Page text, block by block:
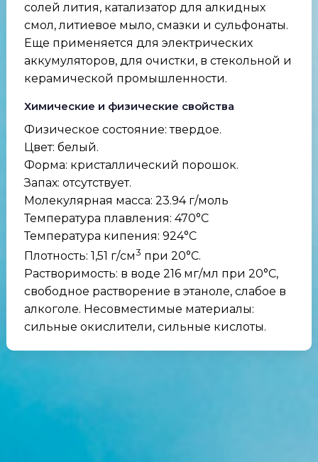
солей лития, катализатор для алкидных
смол, литиевое мыло, смазки и сульфонаты.
Еще применяется для электрических
аккумуляторов, для очистки, в стекольной и
керамической промышленности.
Химические и физические свойства
Физическое состояние: твердое.
Цвет: белый.
Форма: кристаллический порошок.
Запах: отсутствует.
Молекулярная масса: 23.94 г/моль
Температура плавления: 470°C
Температура кипения: 924°C
Плотность: 1,51 г/см3 при 20°C.
Растворимость: в воде 216 мг/мл при 20°C,
свободное растворение в этаноле, слабое в
алкоголе. Несовместимые материалы:
сильные окислители, сильные кислоты.